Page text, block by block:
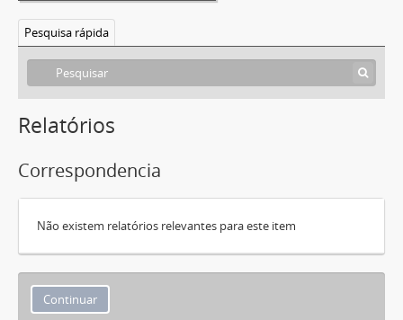
Pesquisa rápida
Relatórios
Correspondencia
Não existem relatórios relevantes para este item